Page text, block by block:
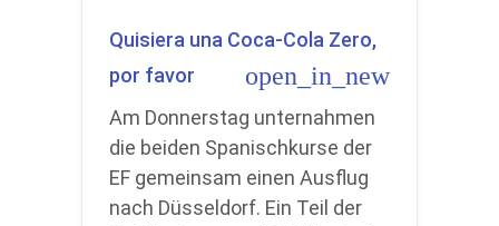
Quisiera una Coca-Cola Zero,
por favor
open_in_new
Am Donnerstag unternahmen
die beiden Spanischkurse der
EF gemeinsam einen Ausflug
nach Düsseldorf. Ein Teil der